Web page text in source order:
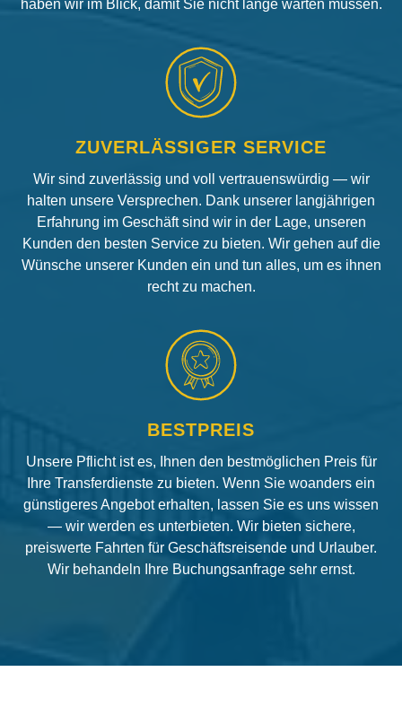
haben wir im Blick, damit Sie nicht lange warten müssen.
ZUVERLÄSSIGER SERVICE
Wir sind zuverlässig und voll vertrauenswürdig — wir
halten unsere Versprechen. Dank unserer langjährigen
Erfahrung im Geschäft sind wir in der Lage, unseren
Kunden den besten Service zu bieten. Wir gehen auf die
Wünsche unserer Kunden ein und tun alles, um es ihnen
recht zu machen.
BESTPREIS
Unsere Pflicht ist es, Ihnen den bestmöglichen Preis für
Ihre Transferdienste zu bieten. Wenn Sie woanders ein
günstigeres Angebot erhalten, lassen Sie es uns wissen
— wir werden es unterbieten. Wir bieten sichere,
preiswerte Fahrten für Geschäftsreisende und Urlauber.
Wir behandeln Ihre Buchungsanfrage sehr ernst.